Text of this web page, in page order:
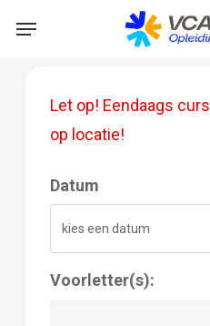
content
Menu
Let op! Eendaags
op locatie!
Datum
Voorletter(s):